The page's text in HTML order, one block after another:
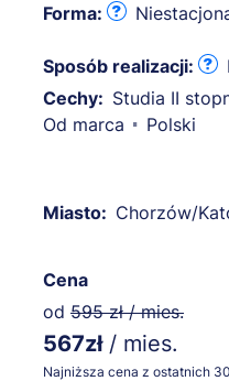
Forma:
Sposób realizacji:
Cechy: Studia II
Od marca
Polski
Miasto: Chorzów/
Cena
od 595 zł / mies.
567zł / mies.
Najniższa cena z ostatnich